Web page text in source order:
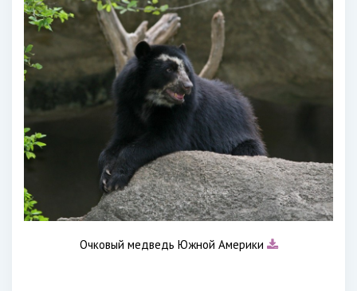
Очковый медведь Южной Америки